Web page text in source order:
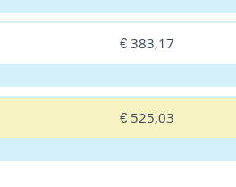
€ 383,17
€ 525,03